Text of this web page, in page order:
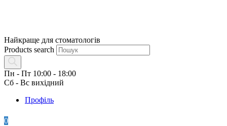
Найкраще для стоматологів
Products search
Пн - Пт 10:00 - 18:00
Сб - Вс вихідний
Профіль
0